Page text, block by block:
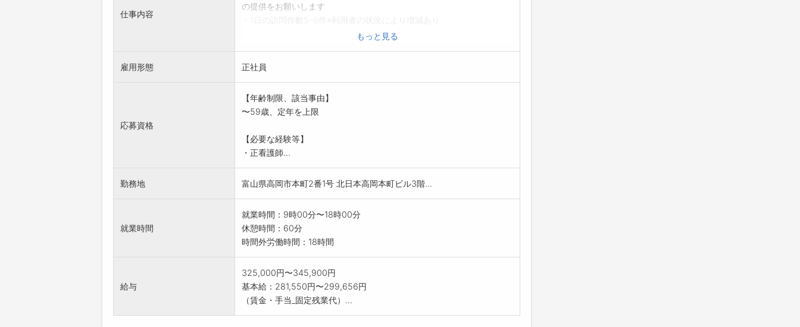
仕事内容
の提供をお願いします
【訪問時の業務内容】
・健康状態の観察や医療処置(バイタルチェック、点滴、注射、
・医療機器の管理(呼吸器管理など)
・その他、各種介助(清拭、手足浴など)
【従事する業務の変更範囲:変更なし】
もっと見る
雇用形態 正社員
応募資格
【年齢制限、該当事由】
〜59歳、定年を上限
【必要な経験等】
・正看護師...
勤務地 富山県高岡市本町2番1号 北日本高岡本町ビル3階...
就業時間
就業時間：9時00分〜18時00分
休憩時間：60分
時間外労働時間：18時間
給与
325,000円〜345,900円
基本給：281,550円〜299,656円
（賃金・手当_固定残業代）...